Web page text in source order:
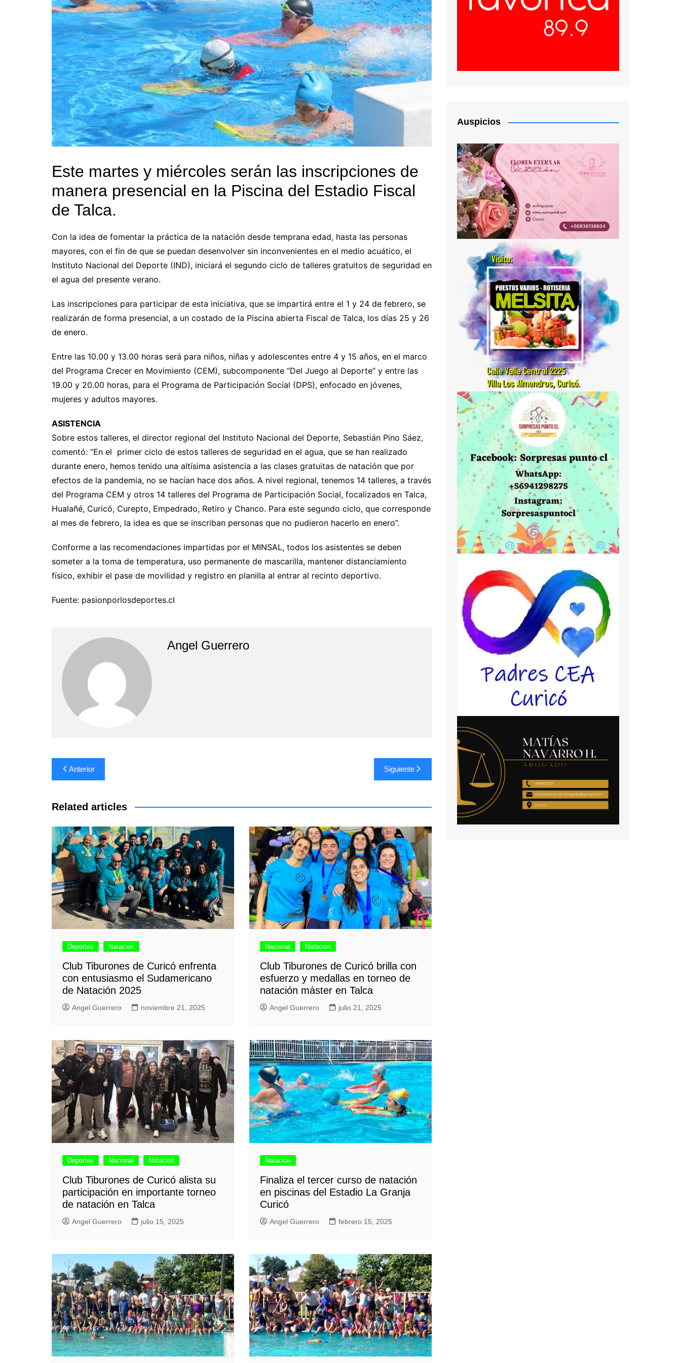
Este martes y miércoles serán las inscripciones de
manera presencial en la Piscina del Estadio Fiscal
de Talca.
Con la idea de fomentar la práctica de la natación desde temprana edad, hasta las personas
mayores, con el fin de que se puedan desenvolver sin inconvenientes en el medio acuático, el
Instituto Nacional del Deporte (IND), iniciará el segundo ciclo de talleres gratuitos de seguridad en
el agua del presente verano.
Las inscripciones para participar de esta iniciativa, que se impartirá entre el 1 y 24 de febrero, se
realizarán de forma presencial, a un costado de la Piscina abierta Fiscal de Talca, los días 25 y 26
de enero.
Entre las 10.00 y 13.00 horas será para niños, niñas y adolescentes entre 4 y 15 años, en el marco
del Programa Crecer en Movimiento (CEM), subcomponente “Del Juego al Deporte” y entre las
19.00 y 20.00 horas, para el Programa de Participación Social (DPS), enfocado en jóvenes,
mujeres y adultos mayores.
ASISTENCIA
Sobre estos talleres, el director regional del Instituto Nacional del Deporte, Sebastián Pino Sáez,
comentó: “En el primer ciclo de estos talleres de seguridad en el agua, que se han realizado
durante enero, hemos tenido una altísima asistencia a las clases gratuitas de natación que por
efectos de la pandemia, no se hacían hace dos años. A nivel regional, tenemos 14 talleres, a través
del Programa CEM y otros 14 talleres del Programa de Participación Social, focalizados en Talca,
Hualañé, Curicó, Curepto, Empedrado, Retiro y Chanco. Para este segundo ciclo, que corresponde
al mes de febrero, la idea es que se inscriban personas que no pudieron hacerlo en enero”.
Conforme a las recomendaciones impartidas por el MINSAL, todos los asistentes se deben
someter a la toma de temperatura, uso permanente de mascarilla, mantener distanciamiento
físico, exhibir el pase de movilidad y registro en planilla al entrar al recinto deportivo.
Fuente: pasionporlosdeportes.cl
Angel Guerrero
Navegación
de
entradas
Anterior Siguiente
Related articles
Deportes Natacion
Club Tiburones de Curicó enfrenta
con entusiasmo el Sudamericano
de Natación 2025
Angel Guerrero noviembre 21, 2025
Nacional Natacion
Club Tiburones de Curicó brilla con
esfuerzo y medallas en torneo de
natación máster en Talca
Angel Guerrero julio 21, 2025
Deportes Nacional Natacion
Club Tiburones de Curicó alista su
participación en importante torneo
de natación en Talca
Angel Guerrero julio 15, 2025
Natacion
Finaliza el tercer curso de natación
en piscinas del Estadio La Granja
Curicó
Angel Guerrero febrero 15, 2025
Auspicios